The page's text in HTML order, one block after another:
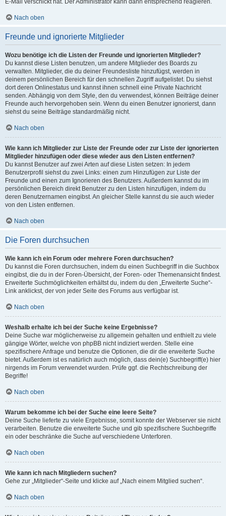
E-Mail verschickt hat. Der Administrator kann dann entsprechend reagieren.
Nach oben
Freunde und ignorierte Mitglieder
Wozu benötige ich die Listen der Freunde und ignorierten Mitglieder?
Du kannst diese Listen benutzen, um andere Mitglieder des Boards zu
verwalten. Mitglieder, die du deiner Freundesliste hinzufügst, werden in
deinem persönlichen Bereich für den schnellen Zugriff aufgelistet. Du siehst
dort deren Onlinestatus und kannst ihnen schnell eine Private Nachricht
senden. Abhängig von dem Style, den du verwendest, können Beiträge deiner
Freunde auch hervorgehoben sein. Wenn du einen Benutzer ignorierst, dann
siehst du seine Beiträge standardmäßig nicht.
Nach oben
Wie kann ich Mitglieder zur Liste der Freunde oder zur Liste der ignorierten
Mitglieder hinzufügen oder diese wieder aus den Listen entfernen?
Du kannst Benutzer auf zwei Arten auf diese Listen setzen: In jedem
Benutzerprofil siehst du zwei Links: einen zum Hinzufügen zur Liste der
Freunde und einen zum Ignorieren des Benutzers. Außerdem kannst du im
persönlichen Bereich direkt Benutzer zu den Listen hinzufügen, indem du
deren Benutzernamen eingibst. An gleicher Stelle kannst du sie auch wieder
von den Listen entfernen.
Nach oben
Die Foren durchsuchen
Wie kann ich ein Forum oder mehrere Foren durchsuchen?
Du kannst die Foren durchsuchen, indem du einen Suchbegriff in die Suchbox
eingibst, die du in der Foren-Übersicht, der Foren- oder Themenansicht findest.
Erweiterte Suchmöglichkeiten erhältst du, indem du den „Erweiterte Suche“-
Link anklickst, der von jeder Seite des Forums aus verfügbar ist.
Nach oben
Weshalb erhalte ich bei der Suche keine Ergebnisse?
Deine Suche war möglicherweise zu allgemein gehalten und enthielt zu viele
gängige Wörter, welche von phpBB nicht indiziert werden. Stelle eine
spezifischere Anfrage und benutze die Optionen, die dir die erweiterte Suche
bietet. Außerdem ist es natürlich auch möglich, dass dein(e) Suchbegriff(e) hier
nirgends im Forum verwendet wurden. Prüfe ggf. die Rechtschreibung der
Begriffe!
Nach oben
Warum bekomme ich bei der Suche eine leere Seite?
Deine Suche lieferte zu viele Ergebnisse, somit konnte der Webserver sie nicht
verarbeiten. Benutze die erweiterte Suche und gib spezifischere Suchbegriffe
ein oder beschränke die Suche auf verschiedene Unterforen.
Nach oben
Wie kann ich nach Mitgliedern suchen?
Gehe zur „Mitglieder“-Seite und klicke auf „Nach einem Mitglied suchen“.
Nach oben